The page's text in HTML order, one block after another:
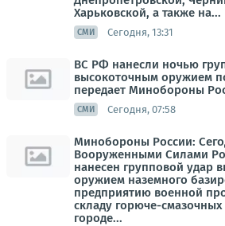
Харьковской, а также на...
СМИ Сегодня, 13:31
ВС РФ нанесли ночью
высокоточным оружием
передает Минобороны
СМИ Сегодня, 07:58
Минобороны России:
Вооруженными Силами
нанесен групповой удар
оружием наземного
предприятию военной
складу горюче-
городе...